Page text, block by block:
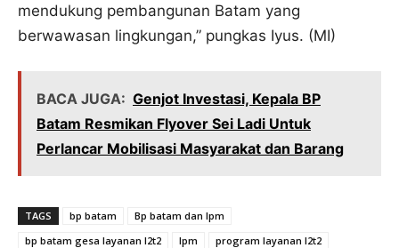
mendukung pembangunan Batam yang
berwawasan lingkungan,” pungkas Iyus. (MI)
BACA JUGA: Genjot Investasi, Kepala BP
Batam Resmikan Flyover Sei Ladi Untuk
Perlancar Mobilisasi Masyarakat dan Barang
TAGS bp batam
Bp batam dan lpm
bp batam gesa layanan l2t2
lpm program layanan l2t2